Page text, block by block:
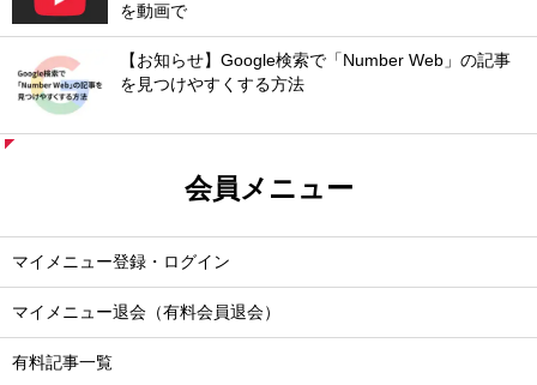
を動画で
【お知らせ】Google検索で「Number Web」の記事
を見つけやすくする方法
会員メニュー
マイメニュー登録・ログイン
マイメニュー退会（有料会員退会）
有料記事一覧